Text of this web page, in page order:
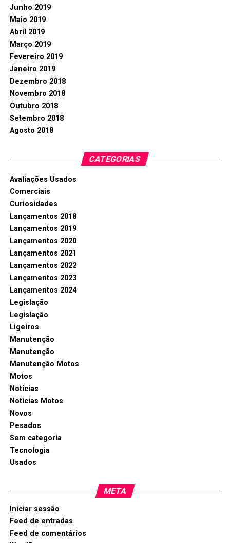
Junho 2019
Maio 2019
Abril 2019
Março 2019
Fevereiro 2019
Janeiro 2019
Dezembro 2018
Novembro 2018
Outubro 2018
Setembro 2018
Agosto 2018
CATEGORIAS
Avaliações Usados
Comerciais
Curiosidades
Lançamentos 2018
Lançamentos 2019
Lançamentos 2020
Lançamentos 2021
Lançamentos 2022
Lançamentos 2023
Lançamentos 2024
Legislação
Legislação
Ligeiros
Manutenção
Manutenção
Manutenção Motos
Motos
Notícias
Notícias Motos
Novos
Pesados
Sem categoria
Tecnologia
Usados
META
Iniciar sessão
Feed de entradas
Feed de comentários